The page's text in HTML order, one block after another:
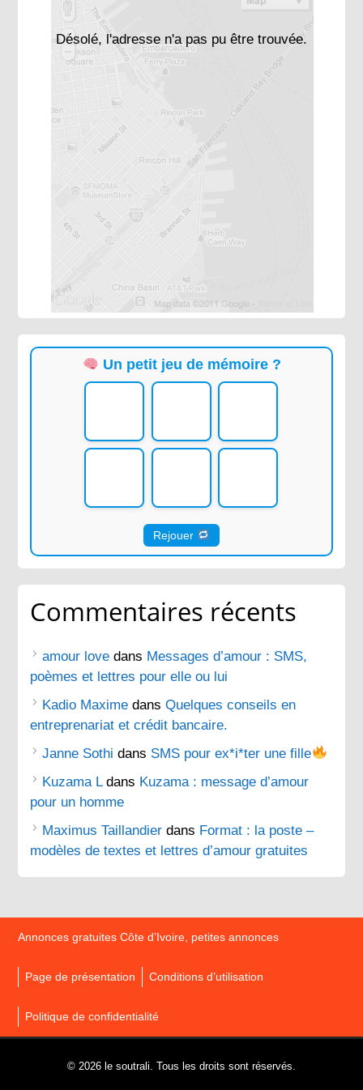
Désolé, l'adresse n'a pas pu être trouvée.
Un petit jeu de mémoire ?
Rejouer
Commentaires récents
amour love dans Messages d’amour : SMS,
poèmes et lettres pour elle ou lui
Kadio Maxime dansQuelques conseils en
entreprenariat et crédit bancaire.
Janne Sothi dans SMS pour ex*i*ter une fille
Kuzama Ldans Kuzama : message d’amour
pour un homme
Maximus Taillandier dans Format : la poste –
modèles de textes et lettres d’amour gratuites
Annonces gratuites Côte d’Ivoire, petites annonces
Page de présentation Conditions d’utilisation
Politique de confidentialité
© 2026 le soutrali. Tous les droits sont réservés.